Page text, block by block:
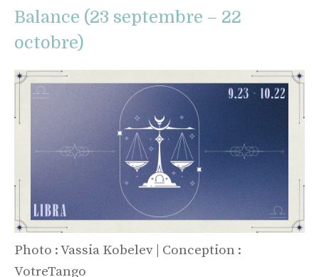
Balance (23 septembre – 22
octobre)
Photo : Vassia Kobelev | Conception :
VotreTango